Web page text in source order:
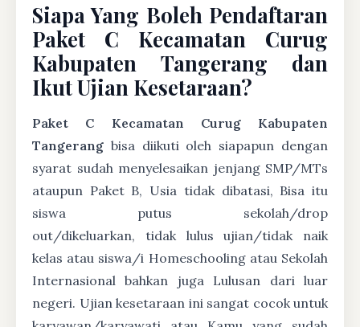
Siapa Yang Boleh Pendaftaran
Paket C Kecamatan Curug
Kabupaten Tangerang dan
Ikut Ujian Kesetaraan?
Paket C Kecamatan Curug Kabupaten
Tangerang bisa diikuti oleh siapapun dengan
syarat sudah menyelesaikan jenjang SMP/MTs
ataupun Paket B, Usia tidak dibatasi, Bisa itu
siswa putus sekolah/drop
out/dikeluarkan, tidak lulus ujian/tidak naik
kelas atau siswa/i Homeschooling atau Sekolah
Internasional bahkan juga Lulusan dari luar
negeri. Ujian kesetaraan ini sangat cocok untuk